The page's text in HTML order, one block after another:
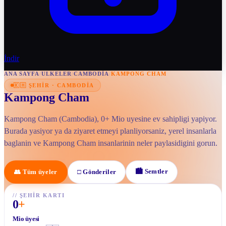
İndir
ANA SAYFA/ULKELER/CAMBODIA/KAMPONG CHAM
🇰🇭 ŞEHIR · CAMBODIA
Kampong Cham
Kampong Cham (Cambodia), 0+ Mio uyesine ev sahipligi yapiyor.
Burada yasiyor ya da ziyaret etmeyi planliyorsaniz, yerel insanlarla
baglanin ve Kampong Cham insanlarinin neler paylasidigini gorun.
👥 Tüm üyeler □Gönderiler 🏙 Semtler
// ŞEHIR KARTI
0+
Mio üyesi